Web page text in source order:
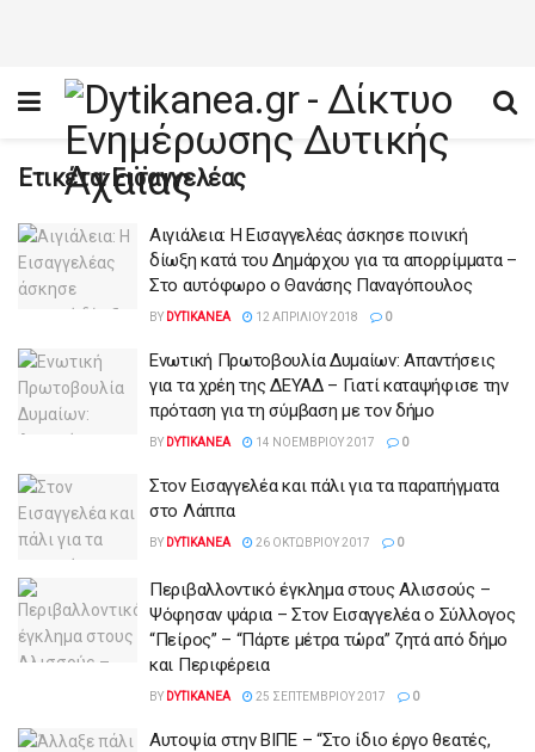
Ετικέτα:Εισαγγελέας
Αιγιάλεια: Η Εισαγγελέας άσκησε ποινική
δίωξη κατά του Δημάρχου για τα απορρίμματα –
Στο αυτόφωρο ο Θανάσης Παναγόπουλος
BY DYTIKANEA 12 ΑΠΡΙΛΊΟΥ 2018 0
Ενωτική Πρωτοβουλία Δυμαίων: Απαντήσεις
για τα χρέη της ΔΕΥΑΔ – Γιατί καταψήφισε την
πρόταση για τη σύμβαση με τον δήμο
BY DYTIKANEA 14 ΝΟΕΜΒΡΊΟΥ 2017 0
Στον Εισαγγελέα και πάλι για τα παραπήγματα
στο Λάππα
BY DYTIKANEA 26 ΟΚΤΩΒΡΊΟΥ 2017 0
Περιβαλλοντικό έγκλημα στους Αλισσούς –
Ψόφησαν ψάρια – Στον Εισαγγελέα ο Σύλλογος
“Πείρος” – “Πάρτε μέτρα τώρα” ζητά από δήμο
και Περιφέρεια
BY DYTIKANEA 25 ΣΕΠΤΕΜΒΡΊΟΥ 2017 0
Αυτοψία στην ΒΙΠΕ – “Στο ίδιο έργο θεατές,